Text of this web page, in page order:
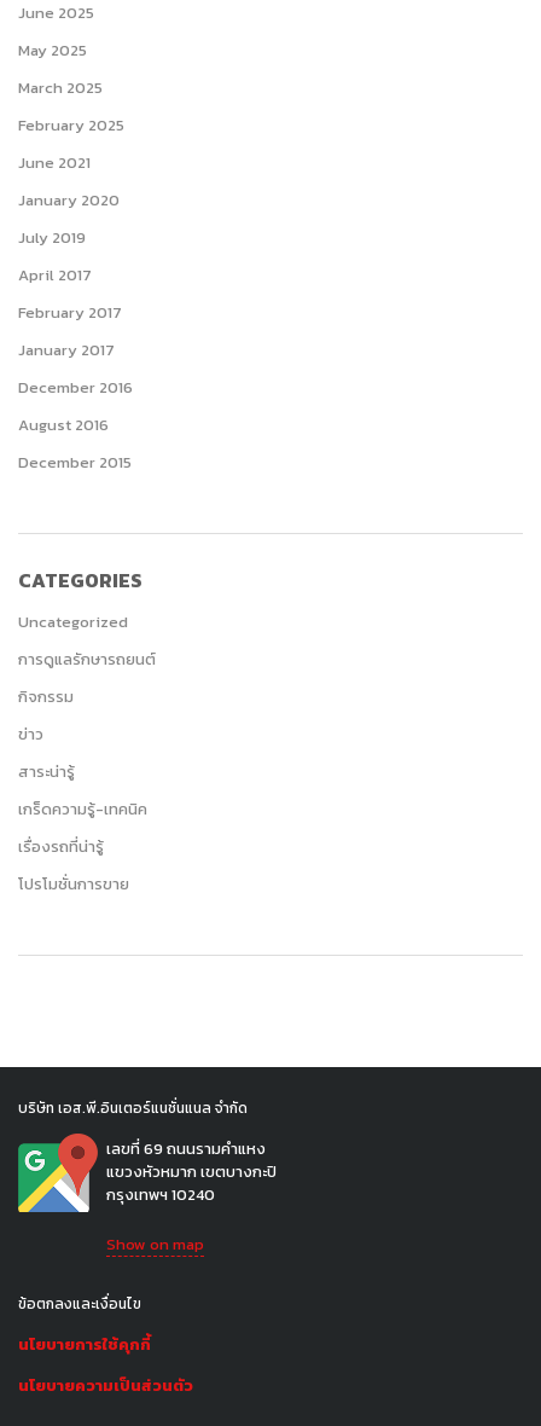
June 2025
May 2025
March 2025
February 2025
June 2021
January 2020
July 2019
April 2017
February 2017
January 2017
December 2016
August 2016
December 2015
CATEGORIES
Uncategorized
การดูแลรักษารถยนต์
กิจกรรม
ข่าว
สาระน่ารู้
เกร็ดความรู้-เทคนิค
เรื่องรถที่น่ารู้
โปรโมชั่นการขาย
บริษัท เอส.พี.อินเตอร์แนชั่นแนล จำกัด
เลขที่ 69 ถนนรามคำแหง
แขวงหัวหมาก เขตบางกะปิ
กรุงเทพฯ 10240
Show on map
ข้อตกลงและเงื่อนไข
นโยบายการใช้คุกกี้
นโยบายความเป็นส่วนตัว